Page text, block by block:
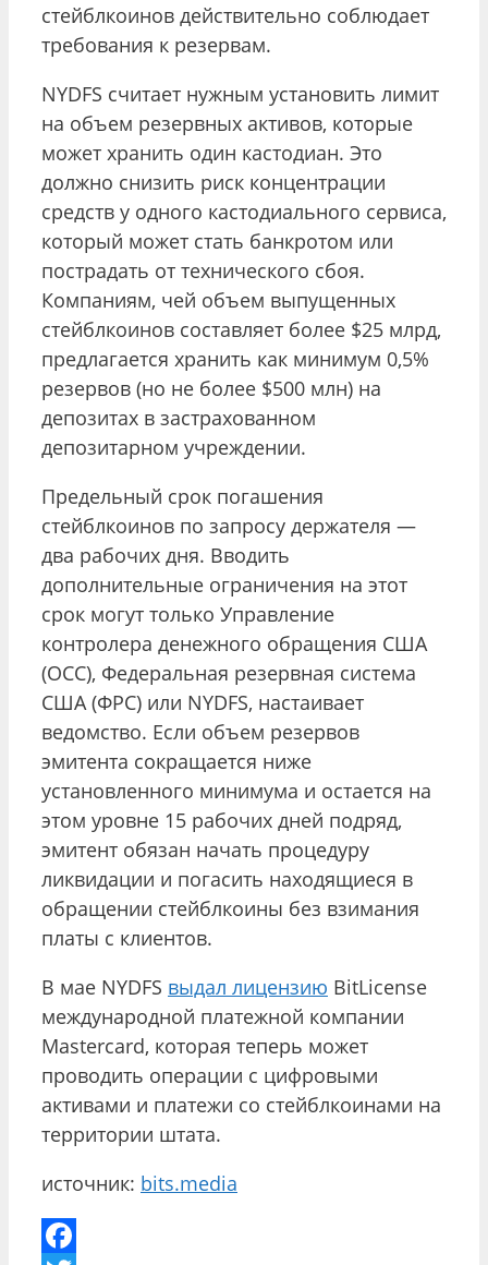
стейблкоинов действительно соблюдает
требования к резервам.
NYDFS считает нужным установить лимит
на объем резервных активов, которые
может хранить один кастодиан. Это
должно снизить риск концентрации
средств у одного кастодиального сервиса,
который может стать банкротом или
пострадать от технического сбоя.
Компаниям, чей объем выпущенных
стейблкоинов составляет более $25 млрд,
предлагается хранить как минимум 0,5%
резервов (но не более $500 млн) на
депозитах в застрахованном
депозитарном учреждении.
Предельный срок погашения
стейблкоинов по запросу держателя —
два рабочих дня. Вводить
дополнительные ограничения на этот
срок могут только Управление
контролера денежного обращения США
(OCC), Федеральная резервная система
США (ФРС) или NYDFS, настаивает
ведомство. Если объем резервов
эмитента сокращается ниже
установленного минимума и остается на
этом уровне 15 рабочих дней подряд,
эмитент обязан начать процедуру
ликвидации и погасить находящиеся в
обращении стейблкоины без взимания
платы с клиентов.
В мае NYDFS выдал лицензию BitLicense
международной платежной компании
Mastercard, которая теперь может
проводить операции с цифровыми
активами и платежи со стейблкоинами на
территории штата.
источник: bits.media